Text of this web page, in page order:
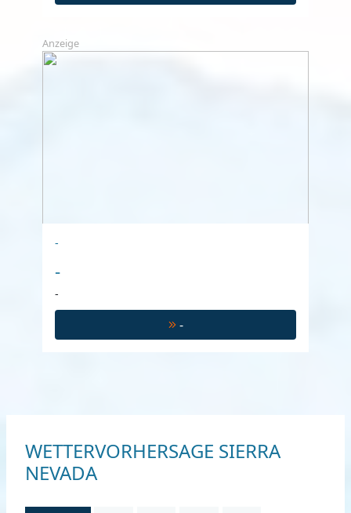
Anzeige
-
-
-
-
WETTERVORHERSAGE SIERRA
NEVADA